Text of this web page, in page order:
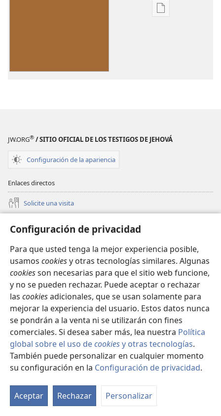
Configuración de privacidad
Para que usted tenga la mejor experiencia posible,
usamos cookiesy otras tecnologías similares. Algunas
cookiesson necesarias para que el sitio web funcione,
y no se pueden rechazar. Puede aceptar o rechazar
las cookiesadicionales, que se usan solamente para
mejorar la experiencia del usuario. Estos datos nunca
se pondrán a la venta ni se utilizarán con fines
comerciales. Si desea saber más, lea nuestra Política
global sobre el uso decookiesy otras tecnologías.
También puede personalizar en cualquier momento
su configuración en la Configuración de privacidad.
Aceptar Rechazar Personalizar
Opciones
qué
fuente?
JW.ORG® / SITIO OFICIAL DE LOS TESTIGOS DE JEHOVÁ
Configuración de la apariencia
Enlaces directos
Solicite una visita
(abre
una
nueva
ventana)
una
nueva
ventana)
Lo nuevo
Videos
Videos con audiodescripciones
Buscar
Información médica para profesionales de la salud
Comunicados internacionales
Ayuda
Donaciones
(abre
una